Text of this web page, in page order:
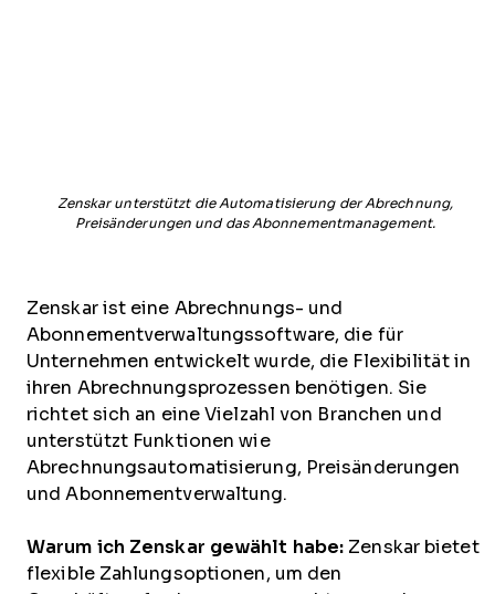
Zenskar unterstützt die Automatisierung der Abrechnung,
Preisänderungen und das Abonnementmanagement.
Zenskar ist eine Abrechnungs- und
Abonnementverwaltungssoftware, die für
Unternehmen entwickelt wurde, die Flexibilität in
ihren Abrechnungsprozessen benötigen. Sie
richtet sich an eine Vielzahl von Branchen und
unterstützt Funktionen wie
Abrechnungsautomatisierung, Preisänderungen
und Abonnementverwaltung.
Warum ich Zenskar gewählt habe: Zenskar bietet
flexible Zahlungsoptionen, um den